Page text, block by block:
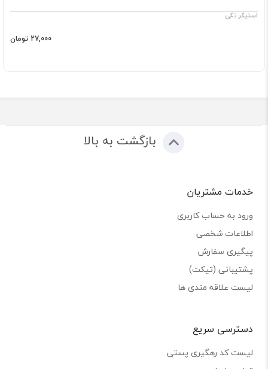
استیکر تکی
27,000 تومان
بازگشت به بالا
خدمات مشتریان
ورود به حساب کاربری
اطلاعات شخصی
پیگیری سفارش
پشتیبانی (تیکت)
لیست علاقه مندی ها
دسترسی سریع
لیست کد رهگیری پستی